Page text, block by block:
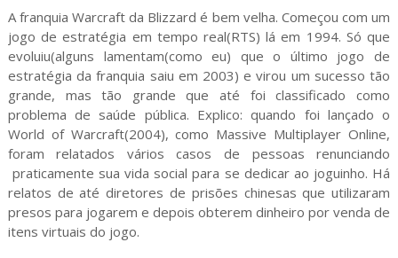
A franquia Warcraft da Blizzard é bem velha. Começou com um
jogo de estratégia em tempo real(RTS) lá em 1994. Só que
evoluiu(alguns lamentam(como eu) que o último jogo de
estratégia da franquia saiu em 2003) e virou um sucesso tão
grande, mas tão grande que até foi classificado como
problema de saúde pública. Explico: quando foi lançado o
World of Warcraft(2004), como Massive Multiplayer Online,
foram relatados vários casos de pessoas renunciando
praticamente sua vida social para se dedicar ao joguinho. Há
relatos de até diretores de prisões chinesas que utilizaram
presos para jogarem e depois obterem dinheiro por venda de
itens virtuais do jogo.